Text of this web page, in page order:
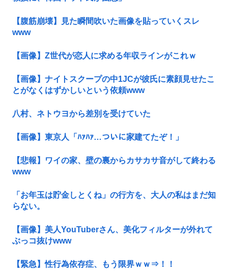
【腹筋崩壊】見た瞬間吹いた画像を貼っていくスレ
www
【画像】Z世代が恋人に求める年収ラインがこれｗ
【画像】ナイトスクープの中1JCが彼氏に素顔見せたこ
とがなくはずかしいという依頼www
八村、ネトウヨから差別を受けていた
【画像】東京人「ﾊｧﾊｧ…ついに家建てたぞ！」
【悲報】ワイの家、壁の裏からカサカサ音がして終わる
www
「お年玉は貯金しとくね」の行方を、大人の私はまだ知
らない。
【画像】美人YouTuberさん、美化フィルターが外れて
ぶっコ抜けwww
【緊急】性行為依存症、もう限界ｗｗ⇒！！